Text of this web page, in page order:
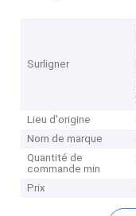
Surligner
Lieu d'origine
Nom de marque
Quantité de
commande min
Prix